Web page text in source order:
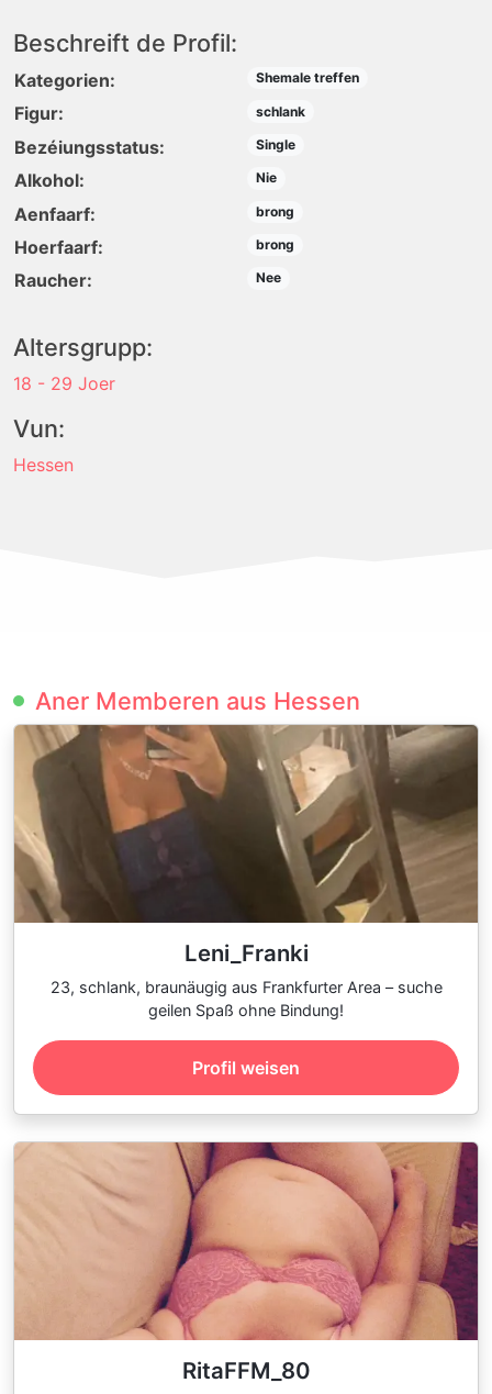
Beschreift de Profil:
Kategorien: Shemale treffen
Figur: schlank
Bezéiungsstatus: Single
Alkohol: Nie
Aenfaarf: brong
Hoerfaarf: brong
Raucher: Nee
Altersgrupp:
18 - 29 Joer
Vun:
Hessen
Aner Memberen aus Hessen
Leni_Franki
23, schlank, braunäugig aus Frankfurter Area – suche
geilen Spaß ohne Bindung!
Profil weisen
RitaFFM_80